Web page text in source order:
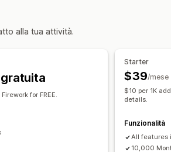
Widget per i video
Adattivo per dispositivi mobili
alla tua attività.
for FREE.
Starter
$39/mese
$10 per 1K
details.
Funzionalità
All features
10,000